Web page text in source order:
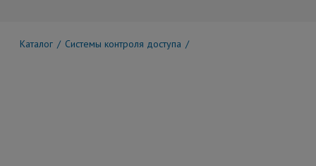
Каталог Системы контроля доступа